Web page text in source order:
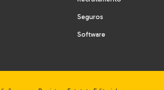
Seguros
Software